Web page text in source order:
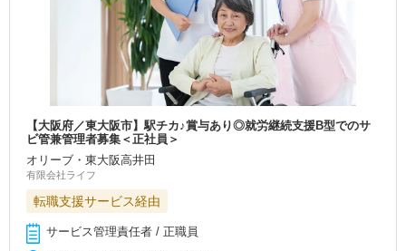
【大阪府／東大阪市】駅チカ♪賞与あり◎就労継続支援B型でのサ
ビ管兼管理者募集＜正社員＞
オリーブ・東大阪高井田
有限会社ライフ
転職支援サービス経由
サービス管理責任者 / 正職員